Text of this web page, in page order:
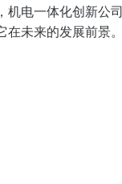
机电一体化创新公
在未来的发展前景